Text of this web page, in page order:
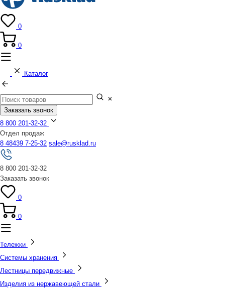
0
0
Каталог
Заказать звонок
8 800 201-32-32
Отдел продаж
8 48439 7-25-32 sale@rusklad.ru
8 800 201-32-32
Заказать звонок
0
0
Тележки
Системы хранения
Лестницы передвижные
Изделия из нержавеющей стали